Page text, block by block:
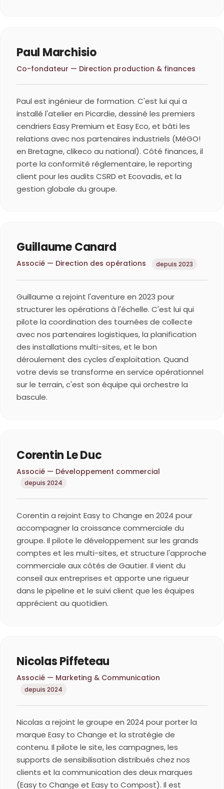
Paul Marchisio
Co-fondateur — Direction production & finances
Paul est ingénieur de formation. C'est lui qui a
installé l'atelier en Picardie, dessiné les premiers
cendriers Easy Premium et Easy Eco, et bâti les
relations avec nos partenaires industriels (MéGO!
en Bretagne, clikeco au national). Côté finances, il
porte la conformité réglementaire, le reporting
client pour les audits CSRD et Ecovadis, et la
gestion globale du groupe.
Guillaume Canard
Associé — Direction des opérations depuis 2023
Guillaume a rejoint l'aventure en 2023 pour
structurer les opérations à l'échelle. C'est lui qui
pilote la coordination des tournées de collecte
avec nos partenaires logistiques, la planification
des installations multi-sites, et le bon
déroulement des cycles d'exploitation. Quand
votre devis se transforme en service opérationnel
sur le terrain, c'est son équipe qui orchestre la
bascule.
Corentin Le Duc
Associé — Développement commercial
depuis 2024
Corentin a rejoint Easy to Change en 2024 pour
accompagner la croissance commerciale du
groupe. Il pilote le développement sur les grands
comptes et les multi-sites, et structure l'approche
commerciale aux côtés de Gautier. Il vient du
conseil aux entreprises et apporte une rigueur
dans le pipeline et le suivi client que les équipes
apprécient au quotidien.
Nicolas Piffeteau
Associé — Marketing & Communication
depuis 2024
Nicolas a rejoint le groupe en 2024 pour porter la
marque Easy to Change et la stratégie de
contenu. Il pilote le site, les campagnes, les
supports de sensibilisation distribués chez nos
clients et la communication des deux marques
(Easy to Change et Easy to Compost). Il est